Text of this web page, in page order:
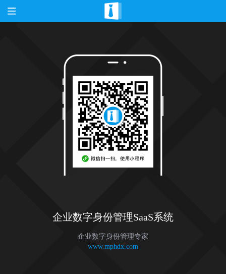
企业数字身份管理SaaS系统
企业数字身份管理专家
www.mphdx.com